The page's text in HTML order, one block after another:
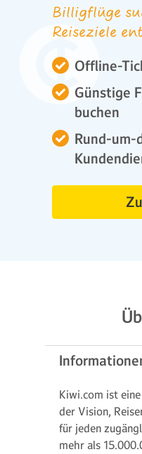
Billigflüge
Reiseziele
Offline-
Günstige
buchen
Rund-um-
Kiwi.com ist
der Vision,
für jeden
mehr als